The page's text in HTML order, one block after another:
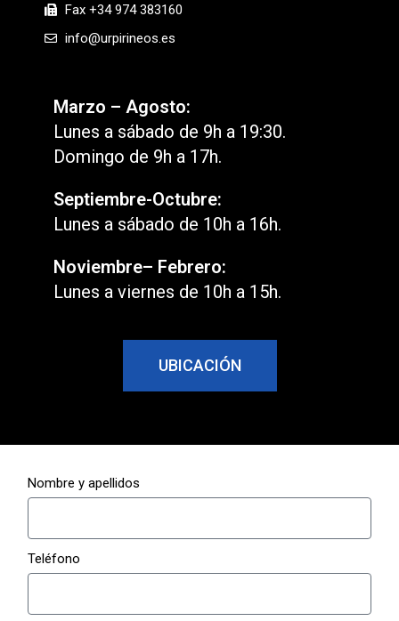
Fax +34 974 383160
info@urpirineos.es
Marzo – Agosto:
Lunes a sábado de 9h a 19:30.
Domingo de 9h a 17h.
Septiembre-Octubre:
Lunes a sábado de 10h a 16h.
Noviembre– Febrero:
Lunes a viernes de 10h a 15h.
UBICACIÓN
Nombre y apellidos
Teléfono